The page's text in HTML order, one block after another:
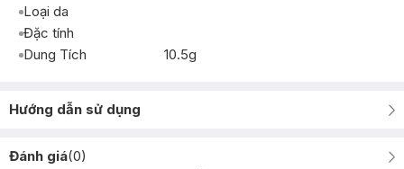
Loại da
Đặc tính
Dung Tích
10.5g
Hướng dẫn sử dụng
Đánh giá(0)